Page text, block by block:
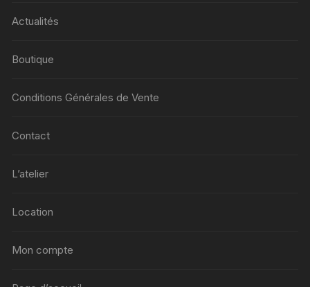
Actualités
Boutique
Conditions Générales de Vente
Contact
L’atelier
Location
Mon compte